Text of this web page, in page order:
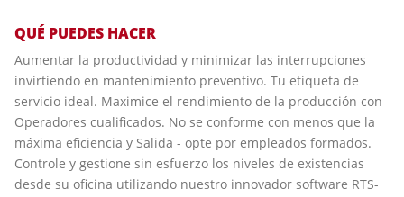
QUÉ PUEDES HACER
Aumentar la productividad y minimizar las interrupciones
invirtiendo en mantenimiento preventivo. Tu etiqueta de
servicio ideal. Maximice el rendimiento de la producción con
Operadores cualificados. No se conforme con menos que la
máxima eficiencia y Salida - opte por empleados formados.
Controle y gestione sin esfuerzo los niveles de existencias
desde su oficina utilizando nuestro innovador software RTS-